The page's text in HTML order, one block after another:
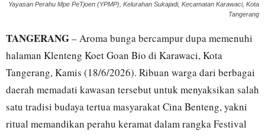
Yayasan Perahu Mpe PeTjoen (YPMP), Kelurahan Sukajadi, Kecamatan Karawaci, Kota
Tangerang
TANGERANG– Aroma bunga bercampur dupa memenuhi
halaman Klenteng Koet Goan Bio di Karawaci, Kota
Tangerang, Kamis (18/6/2026). Ribuan warga dari berbagai
daerah memadati kawasan tersebut untuk menyaksikan salah
satu tradisi budaya tertua masyarakat Cina Benteng, yakni
ritual memandikan perahu keramat dalam rangka Festival